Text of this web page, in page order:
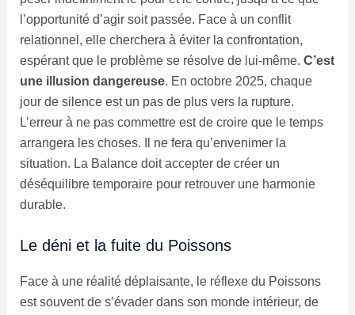
l’opportunité d’agir soit passée. Face à un conflit
relationnel, elle cherchera à éviter la confrontation,
espérant que le problème se résolve de lui-même. C’est
une illusion dangereuse. En octobre 2025, chaque
jour de silence est un pas de plus vers la rupture.
L’erreur à ne pas commettre est de croire que le temps
arrangera les choses. Il ne fera qu’envenimer la
situation. La Balance doit accepter de créer un
déséquilibre temporaire pour retrouver une harmonie
durable.
Le déni et la fuite du Poissons
Face à une réalité déplaisante, le réflexe du Poissons
est souvent de s’évader dans son monde intérieur, de